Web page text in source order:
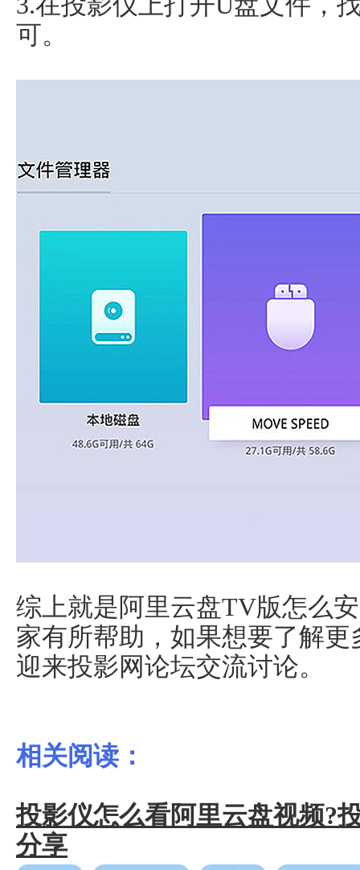
可。
综上就是阿里云盘TV版怎么
家有所帮助，如果想要了解
迎来投影网论坛交流讨论。
相关阅读：
投影仪怎么看阿里云盘视频?
分享